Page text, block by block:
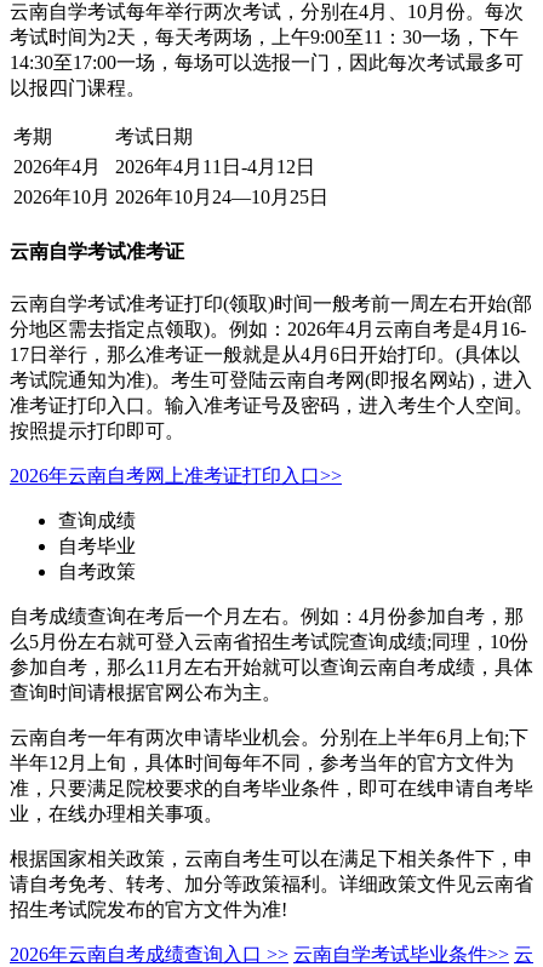
云南自学考试每年举行两次考试，分别在4月、10月份。每次
考试时间为2天，每天考两场，上午9:00至11：30一场，下午
14:30至17:00一场，每场可以选报一门，因此每次考试最多可
以报四门课程。
考期
考试日期
2026年4月
2026年4月11日-4月12日
2026年10月 2026年10月24—10月25日
云南自学考试准考证
云南自学考试准考证打印(领取)时间一般考前一周左右开始(部
分地区需去指定点领取)。例如：2026年4月云南自考是4月16-
17日举行，那么准考证一般就是从4月6日开始打印。(具体以
考试院通知为准)。考生可登陆云南自考网(即报名网站)，进入
准考证打印入口。输入准考证号及密码，进入考生个人空间。
按照提示打印即可。
2026年云南自考网上准考证打印入口>>
查询成绩
自考毕业
自考政策
自考成绩查询在考后一个月左右。例如：4月份参加自考，那
么5月份左右就可登入云南省招生考试院查询成绩;同理，10份
参加自考，那么11月左右开始就可以查询云南自考成绩，具体
查询时间请根据官网公布为主。
云南自考一年有两次申请毕业机会。分别在上半年6月上旬;下
半年12月上旬，具体时间每年不同，参考当年的官方文件为
准，只要满足院校要求的自考毕业条件，即可在线申请自考毕
业，在线办理相关事项。
根据国家相关政策，云南自考生可以在满足下相关条件下，申
请自考免考、转考、加分等政策福利。详细政策文件见云南省
招生考试院发布的官方文件为准!
2026年云南自考成绩查询入口 >> 云南自学考试毕业条件>> 云